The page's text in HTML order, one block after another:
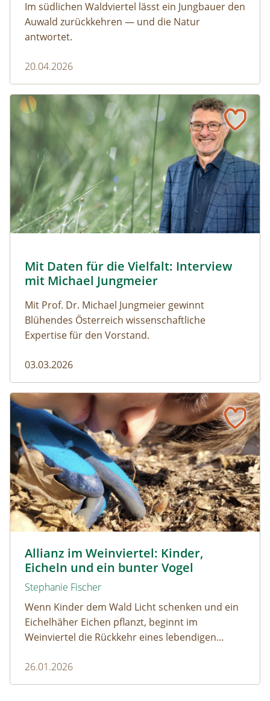
Im südlichen Waldviertel lässt ein Jungbauer den
Auwald zurückkehren — und die Natur
antwortet.
20.04.2026
Naturmagazin: Mit Daten für die Vielfalt: Interview mit
Naturmagazin: Mit Daten für die Vielfalt: Interview mit
Mit Daten für die Vielfalt: Interview
mit Michael Jungmeier
Mit Prof. Dr. Michael Jungmeier gewinnt
Blühendes Österreich wissenschaftliche
Expertise für den Vorstand.
03.03.2026
Mit Daten für die Vielfalt: Interview mit Michael Jungmeier
Allianz im Weinviertel: Kinder,
Eicheln und ein bunter Vogel
Stephanie Fischer
Wenn Kinder dem Wald Licht schenken und ein
Eichelhäher Eichen pflanzt, beginnt im
Weinviertel die Rückkehr eines lebendigen
26.01.2026
Allianz im Weinviertel: Kinder, Eicheln und ein bunter